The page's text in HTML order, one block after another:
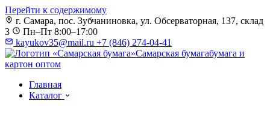
Перейти к содержимому
г. Самара, пос. Зубчаниновка, ул. Обсерваторная, 137, склад
3
Пн–Пт 8:00–17:00
kayukov35@mail.ru +7 (846) 274-04-41
Самарская бумагабумага и
картон оптом
Главная
Каталог